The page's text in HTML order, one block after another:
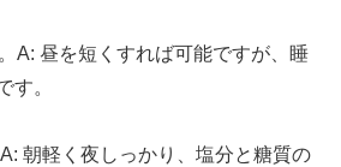
A: 昼を短くすれば可能ですが、睡
す。
朝軽く夜しっかり、塩分と糖質の